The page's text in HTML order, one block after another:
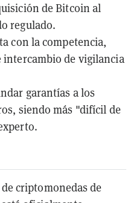
de Bitcoin al
regulado.
con la competencia,
intercambio de vigilancia
garantías a los
siendo más "difícil de
criptomonedas de